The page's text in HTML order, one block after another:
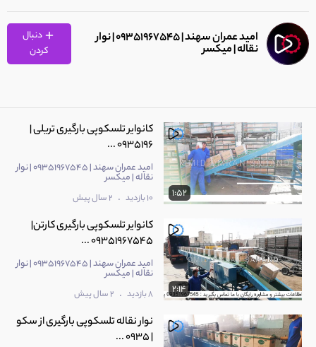
امید عمران سهند | 09351967545 | نوار
نقاله | میکسر
دنبال
کردن
1:52
کانوایر تلسکوپی بارگیری تریلی |
0935196 ...
امید عمران سهند | 09351967545 | نوار
نقاله | میکسر
10 بازدید . 2 سال پیش
2:14
کانوایر تلسکوپی بارگیری کارتن|
09351967545 ...
امید عمران سهند | 09351967545 | نوار
نقاله | میکسر
8 بازدید . 2 سال پیش
نوار نقاله تلسکوپی بارگیری از سکو
| 0935 ...